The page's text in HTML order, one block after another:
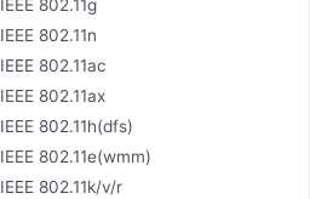
IEEE 802.11g
IEEE 802.11n
IEEE 802.11ac
IEEE 802.11ax
IEEE 802.11h(dfs)
IEEE 802.11e(wmm)
IEEE 802.11k/v/r